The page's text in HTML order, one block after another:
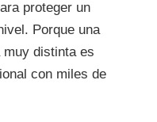
proteger un
Porque una
distinta es
con miles de